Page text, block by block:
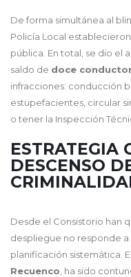
De forma simultánea al
Policía Local
pública. En total, se dio el
saldo de doce
infracciones: conducción
estupefacientes, circular
o tener la Inspección
ESTRATEGIA
DESCENSO
Desde el Consistorio han
despliegue no responde a
planificación sistemática.
Recuenco , ha sido